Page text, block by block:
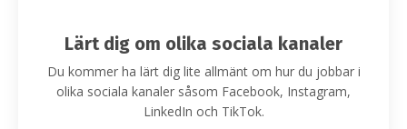
Lärt dig om olika sociala kanaler
Du kommer ha lärt dig lite allmänt om hur du jobbar i
olika sociala kanaler såsom Facebook, Instagram,
LinkedIn och TikTok.